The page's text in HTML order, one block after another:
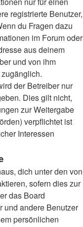
registrierte Benutzer,
du Fragen dazu
im Forum oder
aus deinem
und von ihm
der Betreiber nur
Dies gilt nicht,
zur Weitergabe
verpflichtet ist
Interessen
dich unter den von
sofern dies zur
das Board
und andere Benutzer
persönlichen